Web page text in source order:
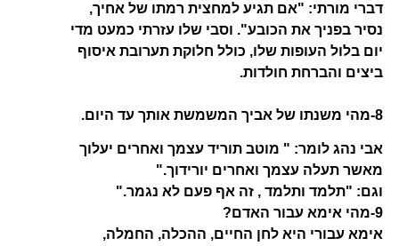
דברי מורתי: "אם תגיע למחצית רמתו של אחיך,
נסיר בפניך את הכובע". וסבי שלו עזרתי כמעט מדי
יום בלול העופות שלו, כולל חלוקת תערובת איסוף
ביצים והברחת חולדות.
8-מהי משנתו של אביך המשמשת אותך עד היום.
אבי נהג לומר: " מוטב תוריד עצמך ואחרים יעלוך
מאשר תעלה עצמך ואחרים יורידוך."
וגם: "תלמד ותלמד , זה אף פעם לא נגמר."
9-מהי אימא עבור האדם?
אימא עבורי היא לחן החיים, ההכלה, החמלה,